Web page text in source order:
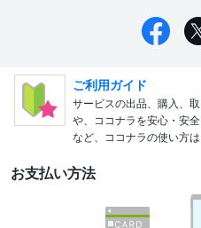
ご利用ガイド
サービスの出品、購入、
や、ココナラを安心・安
など、ココナラの使い方は
お支払い方法